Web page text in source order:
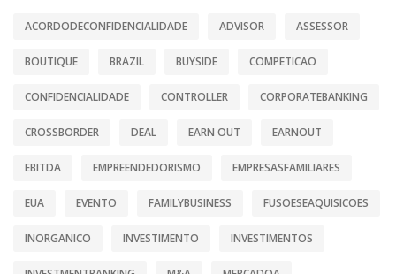
ACORDODECONFIDENCIALIDADE ADVISOR ASSESSOR
BOUTIQUE BRAZIL BUYSIDE COMPETICAO
CONFIDENCIALIDADE CONTROLLER CORPORATEBANKING
CROSSBORDER DEAL EARN OUT EARNOUT
EBITDA EMPREENDEDORISMO EMPRESASFAMILIARES
EUA EVENTO FAMILYBUSINESS FUSOESEAQUISICOES
INORGANICO INVESTIMENTO INVESTIMENTOS